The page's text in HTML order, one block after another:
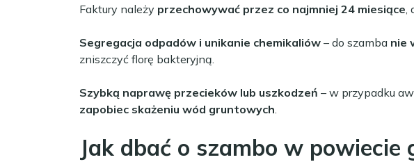
Faktury należy przechowywać przez co najmniej 24 miesiące
Segregacja odpadów i unikanie chemikaliów – do szamba nie
zniszczyć florę bakteryjną.
Szybką naprawę przecieków lub uszkodzeń – w przypadku
zapobiec skażeniu wód gruntowych
Jak dbać o szambo w powiecie